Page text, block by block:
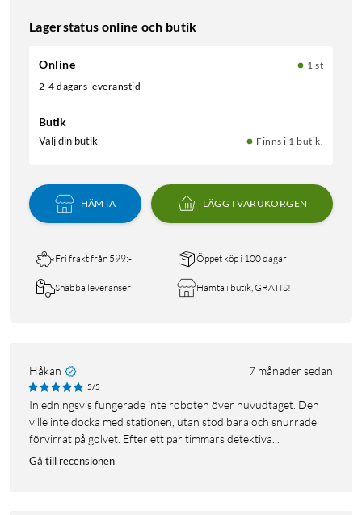
Lagerstatus online och butik
Online
1 st
2-4 dagars leveranstid
Butik
Välj din butik Finns i 1 butik.
HÄMTA LÄGG I VARUKORGEN
Fri frakt från 599:- Öppet köp i 100 dagar
Snabba leveranser Hämta i butik, GRATIS!
Håkan 7 månader sedan
5/5
Inledningsvis fungerade inte roboten över huvudtaget. Den
ville inte docka med stationen, utan stod bara och snurrade
förvirrat på golvet. Efter ett par timmars detektiva...
Gå till recensionen